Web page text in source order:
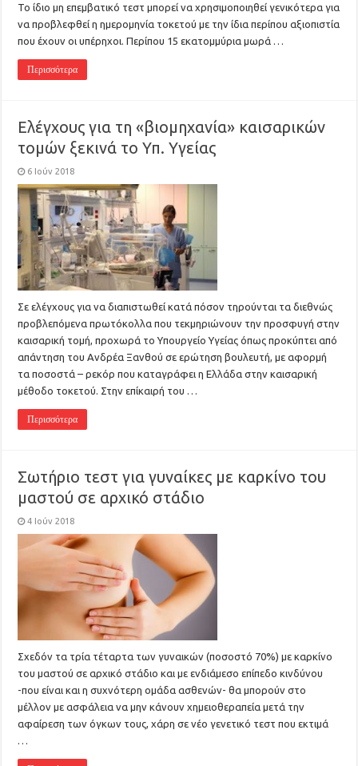
Το ίδιο μη επεμβατικό τεστ μπορεί να χρησιμοποιηθεί γενικότερα για
να προβλεφθεί η ημερομηνία τοκετού με την ίδια περίπου αξιοπιστία
που έχουν οι υπέρηχοι. Περίπου 15 εκατομμύρια μωρά …
Περισσότερα
Ελέγχους για τη «βιομηχανία» καισαρικών
τομών ξεκινά το Υπ. Υγείας
6 Ιούν 2018
Σε ελέγχους για να διαπιστωθεί κατά πόσον τηρούνται τα διεθνώς
προβλεπόμενα πρωτόκολλα που τεκμηριώνουν την προσφυγή στην
καισαρική τομή, προχωρά το Υπουργείο Υγείας όπως προκύπτει από
απάντηση του Ανδρέα Ξανθού σε ερώτηση βουλευτή, με αφορμή
τα ποσοστά – ρεκόρ που καταγράφει η Ελλάδα στην καισαρική
μέθοδο τοκετού. Στην επίκαιρή του …
Περισσότερα
Σωτήριο τεστ για γυναίκες με καρκίνο του
μαστού σε αρχικό στάδιο
4 Ιούν 2018
Σχεδόν τα τρία τέταρτα των γυναικών (ποσοστό 70%) με καρκίνο
του μαστού σε αρχικό στάδιο και με ενδιάμεσο επίπεδο κινδύνου
-που είναι και η συχνότερη ομάδα ασθενών- θα μπορούν στο
μέλλον με ασφάλεια να μην κάνουν χημειοθεραπεία μετά την
αφαίρεση των όγκων τους, χάρη σε νέο γενετικό τεστ που εκτιμά
…